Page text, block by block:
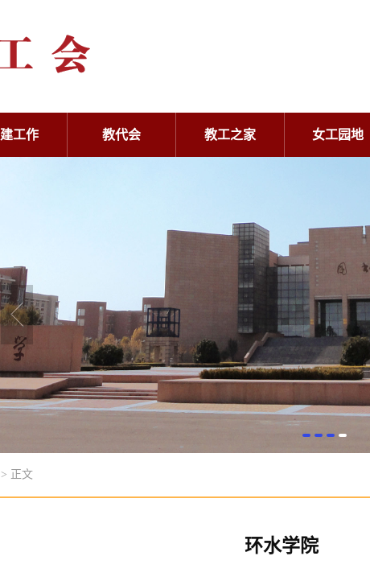
工作 教代会 教工之家 女工园地
> 正文
环水学院